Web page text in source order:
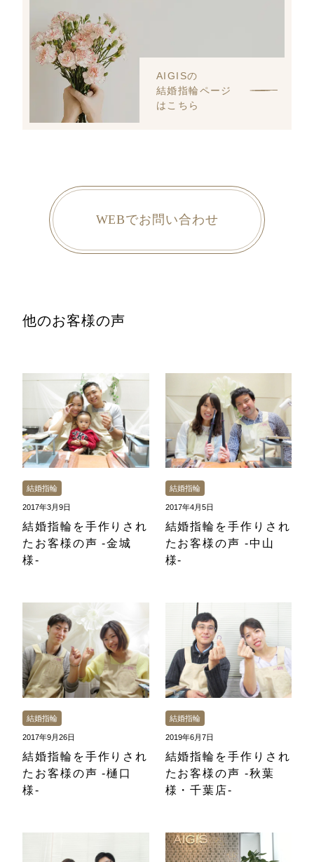
AIGISの
結婚指輪ページ
はこちら
WEBでお問い合わせ
他のお客様の声
結婚指輪
2017年3月9日
結婚指輪を手作りされ
たお客様の声 -金城
様-
結婚指輪
2017年4月5日
結婚指輪を手作りされ
たお客様の声 -中山
様-
結婚指輪
2017年9月26日
結婚指輪を手作りされ
たお客様の声 -樋口
様-
結婚指輪
2019年6月7日
結婚指輪を手作りされ
たお客様の声 -秋葉
様・千葉店-